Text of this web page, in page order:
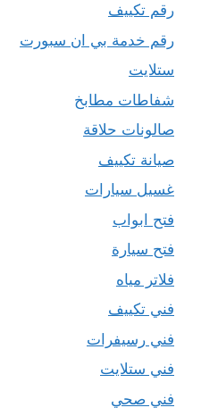
رقم تكييف
رقم خدمة بي ان سبورت
ستلايت
شفاطات مطابخ
صالونات حلاقة
صيانة تكييف
غسيل سيارات
فتح ابواب
فتح سيارة
فلاتر مياه
فني تكييف
فني رسيفرات
فني ستلايت
فني صحي